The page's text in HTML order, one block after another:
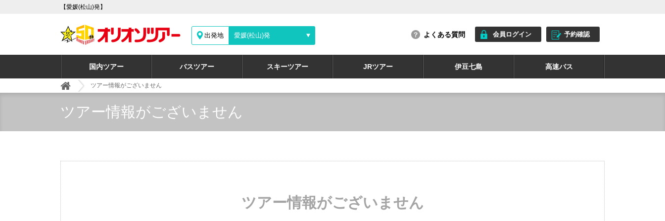
【愛媛(松山)発】
出発地 愛媛(松山)発 よくある質問 会員ログイン 予約確認
国内ツアー バスツアー スキーツアー JRツアー 伊豆七島 高速バス
ツアー情報がございません
ツアー情報がございません
ツアー情報がございません